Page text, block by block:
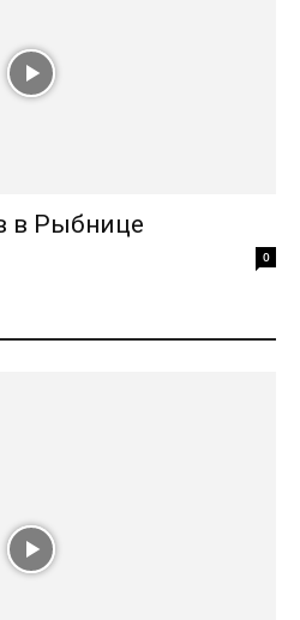
в Рыбнице
0